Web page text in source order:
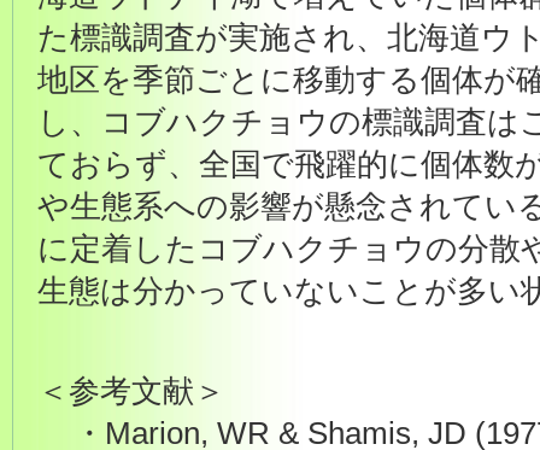
た標識調査が実施され、北海道ウ
地区を季節ごとに移動する個体が
し、コブハクチョウの標識調査は
ておらず、全国で飛躍的に個体数
や生態系への影響が懸念されてい
に定着したコブハクチョウの分散
生態は分かっていないことが多い
＜参考文献＞
・Marion, WR & Shamis, JD